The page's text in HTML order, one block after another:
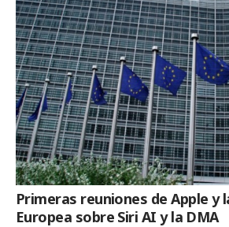
Primeras reuniones de Apple y
Europea sobre Siri AI y la DMA